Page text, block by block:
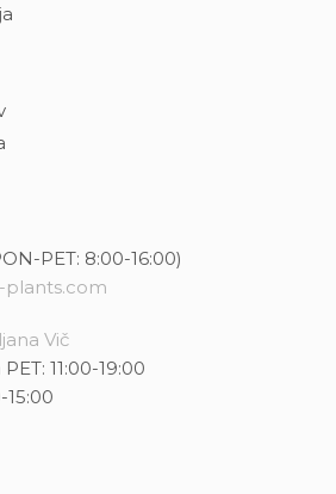
PET: 8:00-16:00)
plants.com
Vič
11:00-19:00
15:00